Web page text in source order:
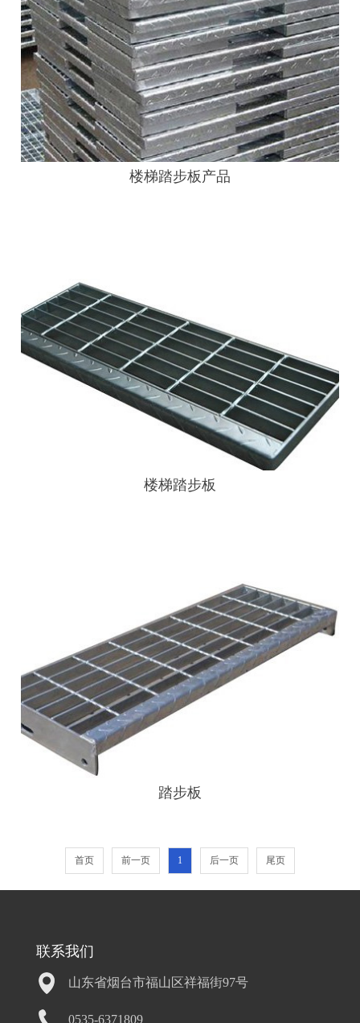
楼梯踏步板产品
楼梯踏步板
踏步板
首页 前一页 1 后一页 尾页
联系我们
山东省烟台市福山区祥福街97号
0535-6371809